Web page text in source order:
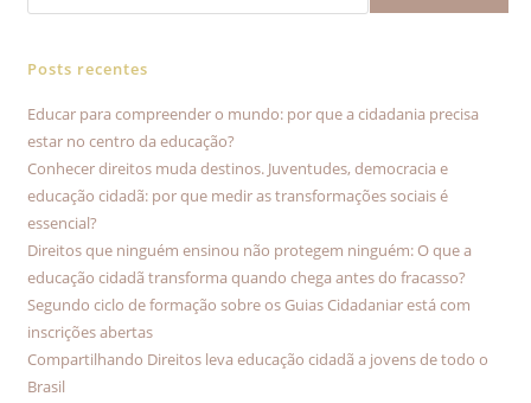
Posts recentes
Educar para compreender o mundo: por que a cidadania precisa
estar no centro da educação?
Conhecer direitos muda destinos. Juventudes, democracia e
educação cidadã: por que medir as transformações sociais é
essencial?
Direitos que ninguém ensinou não protegem ninguém: O que a
educação cidadã transforma quando chega antes do fracasso?
Segundo ciclo de formação sobre os Guias Cidadaniar está com
inscrições abertas
Compartilhando Direitos leva educação cidadã a jovens de todo o
Brasil